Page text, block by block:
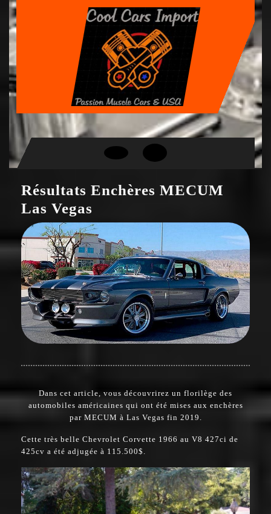
Skip
to
content
Open
Résultats Enchères MECUM
Las Vegas
Dans cet article, vous découvrirez un florilège des
automobiles américaines qui ont été mises aux enchères
par MECUM à Las Vegas fin 2019
Cette très belle Chevrolet Corvette 1966 au V8 427ci de
425cv a été adjugée à 115.500$.